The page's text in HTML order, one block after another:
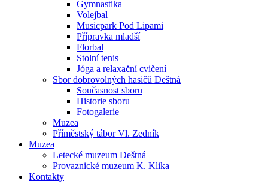
Gymnastika
Volejbal
Musicpark Pod Lipami
Přípravka mladší
Florbal
Stolní tenis
Jóga a relaxační cvičení
Sbor dobrovolných hasičů Deštná
Současnost sboru
Historie sboru
Fotogalerie
Muzea
Příměstský tábor Vl. Zedník
Muzea
Letecké muzeum Deštná
Provaznické muzeum K. Klika
Kontakty